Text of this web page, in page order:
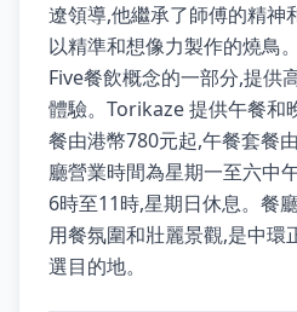
遼領導,他繼承了師傅的精神
以精準和想像力製作的燒鳥
Five餐飲概念的一部分,提供
體驗。Torikaze 提供午餐和
餐由港幣780元起,午餐套餐
廳營業時間為星期一至六中
6時至11時,星期日休息。餐
用餐氛圍和壯麗景觀,是中環
選目的地。